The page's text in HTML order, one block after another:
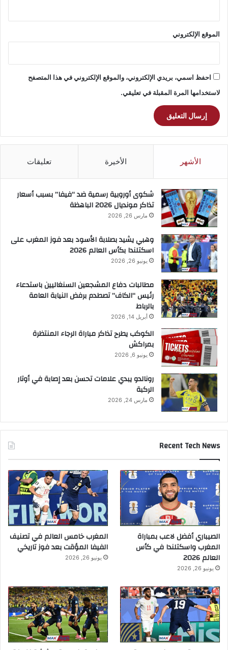
الموقع الإلكتروني
احفظ اسمي، بريدي الإلكتروني، والموقع الإلكتروني في هذا المتصفح
لاستخدامها المرة المقبلة في تعليقي.
الأشهر الأخيرة تعليقات
شكوى أوروبية رسمية ضد “فيفا” بسبب أسعار
تذاكر مونديال 2026 الباهظة
مارس 26, 2026
وهبي يشيد بصلابة الأسود بعد فوز المغرب على
اسكتلندا بكأس العالم 2026
يونيو 26, 2026
مطالبات دفاع المشجعين السنغاليين باستدعاء
رئيس “الكاف” تصطدم برفض النيابة العامة
بالرباط
أبريل 14, 2026
الكوكب يطرح تذاكر مباراة الرجاء المنتظرة
بمراكش
يونيو 6, 2026
رونالدو يبدي علامات تحسن بعد إصابة في أوتار
الركبة
مارس 24, 2026
Recent Tech News
الصيباري أفضل لاعب بمباراة
المغرب واسكتلندا في كأس
العالم 2026
يونيو 26, 2026
المغرب خامس العالم في تصنيف
الفيفا المؤقت بعد فوز تاريخي
يونيو 26, 2026